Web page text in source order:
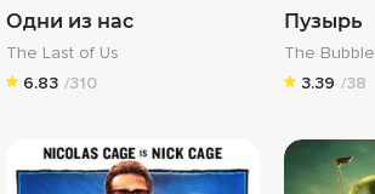
Одни из нас
The Last of Us
6.83 /310
Пузырь
The Bubble
3.39 /38